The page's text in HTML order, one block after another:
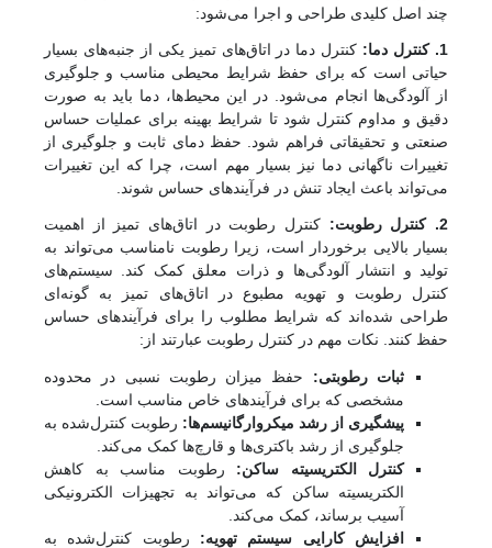
چند اصل کلیدی طراحی و اجرا می‌شود:
1. کنترل دما:
کنترل دما در اتاق‌های تمیز یکی از جنبه‌های بسیار
حیاتی است که برای حفظ شرایط محیطی مناسب و جلوگیری
از آلودگی‌ها انجام می‌شود. در این محیط‌ها، دما باید به صورت
دقیق و مداوم کنترل شود تا شرایط بهینه برای عملیات حساس
صنعتی و تحقیقاتی فراهم شود. حفظ دمای ثابت و جلوگیری از
تغییرات ناگهانی دما نیز بسیار مهم است، چرا که این تغییرات
می‌تواند باعث ایجاد تنش در فرآیندهای حساس شوند.
2. کنترل رطوبت:
کنترل رطوبت در اتاق‌های تمیز از اهمیت
بسیار بالایی برخوردار است، زیرا رطوبت نامناسب می‌تواند به
تولید و انتشار آلودگی‌ها و ذرات معلق کمک کند. سیستم‌های
کنترل رطوبت و تهویه مطبوع در اتاق‌های تمیز به گونه‌ای
طراحی شده‌اند که شرایط مطلوب را برای فرآیندهای حساس
حفظ کنند. نکات مهم در کنترل رطوبت عبارتند از:
ثبات رطوبتی: حفظ میزان رطوبت نسبی در محدوده
مشخصی که برای فرآیندهای خاص مناسب است.
پیشگیری از رشد میکروارگانیسم‌ها: رطوبت کنترل‌شده به
جلوگیری از رشد باکتری‌ها و قارچ‌ها کمک می‌کند.
کنترل الکتریسیته ساکن: رطوبت مناسب به کاهش
الکتریسیته ساکن که می‌تواند به تجهیزات الکترونیکی
آسیب برساند، کمک می‌کند.
افزایش کارایی سیستم تهویه: رطوبت کنترل‌شده به